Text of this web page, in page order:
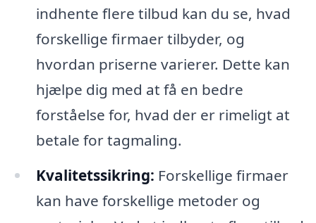
indhente flere tilbud kan du se, hvad
forskellige firmaer tilbyder, og
hvordan priserne varierer. Dette kan
hjælpe dig med at få en bedre
forståelse for, hvad der er rimeligt at
betale for tagmaling.
Kvalitetssikring: Forskellige firmaer
kan have forskellige metoder og